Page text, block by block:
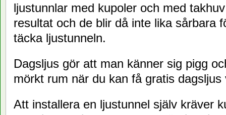
ljustunnlar med kupoler och med
resultat och de blir då inte lika sårbara
täcka ljustunneln.
Dagsljus gör att man känner sig pigg
mörkt rum när du kan få gratis dagsljus
Att installera en ljustunnel själv kräver